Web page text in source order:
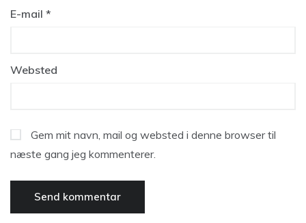
E-mail *
Websted
Gem mit navn, mail og websted i denne browser til
næste gang jeg kommenterer.